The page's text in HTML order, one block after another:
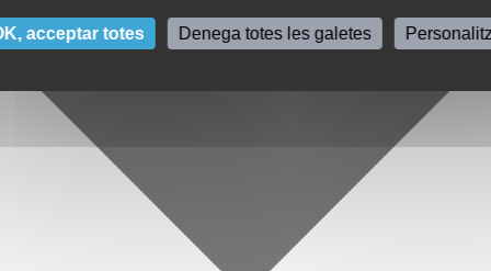
acceptar totes Denega totes les galetes